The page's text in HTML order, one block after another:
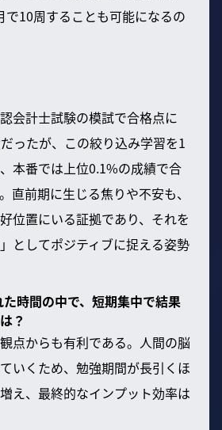
で10周することも可能になるの
会計士試験の模試で合格点に
ったが、この絞り込み学習を1
本番では上位0.1%の成績で合
直前期に生じる焦りや不安も、
位置にいる証拠であり、それを
としてポジティブに捉える姿勢
時間の中で、短期集中で結果
？
点からも有利である。人間の脳
いくため、勉強期間が長引くほ
え、最終的なインプット効率は